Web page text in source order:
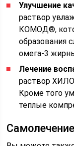
Улучшение
раствор
КОМОД®,
образования
омега-3
Лечение
раствор
Кроме того
теплые
Самолечение